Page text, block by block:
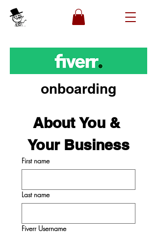
onboarding
About You &
Your Business
First name
Last name
Fiverr Username